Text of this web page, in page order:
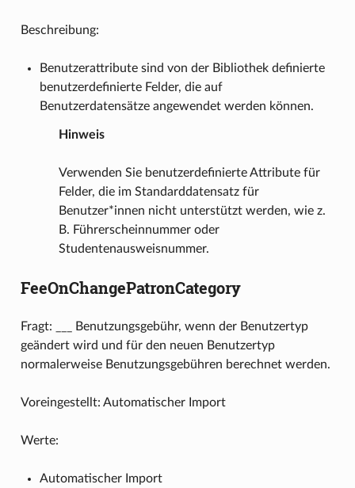
Beschreibung:
Benutzerattribute sind von der Bibliothek definierte
benutzerdefinierte Felder, die auf
Benutzerdatensätze angewendet werden können.
Hinweis
Verwenden Sie benutzerdefinierte Attribute für
Felder, die im Standarddatensatz für
Benutzer*innen nicht unterstützt werden, wie z.
B. Führerscheinnummer oder
Studentenausweisnummer.
FeeOnChangePatronCategory
Fragt: ___ Benutzungsgebühr, wenn der Benutzertyp
geändert wird und für den neuen Benutzertyp
normalerweise Benutzungsgebühren berechnet werden.
Voreingestellt: Automatischer Import
Werte:
Automatischer Import